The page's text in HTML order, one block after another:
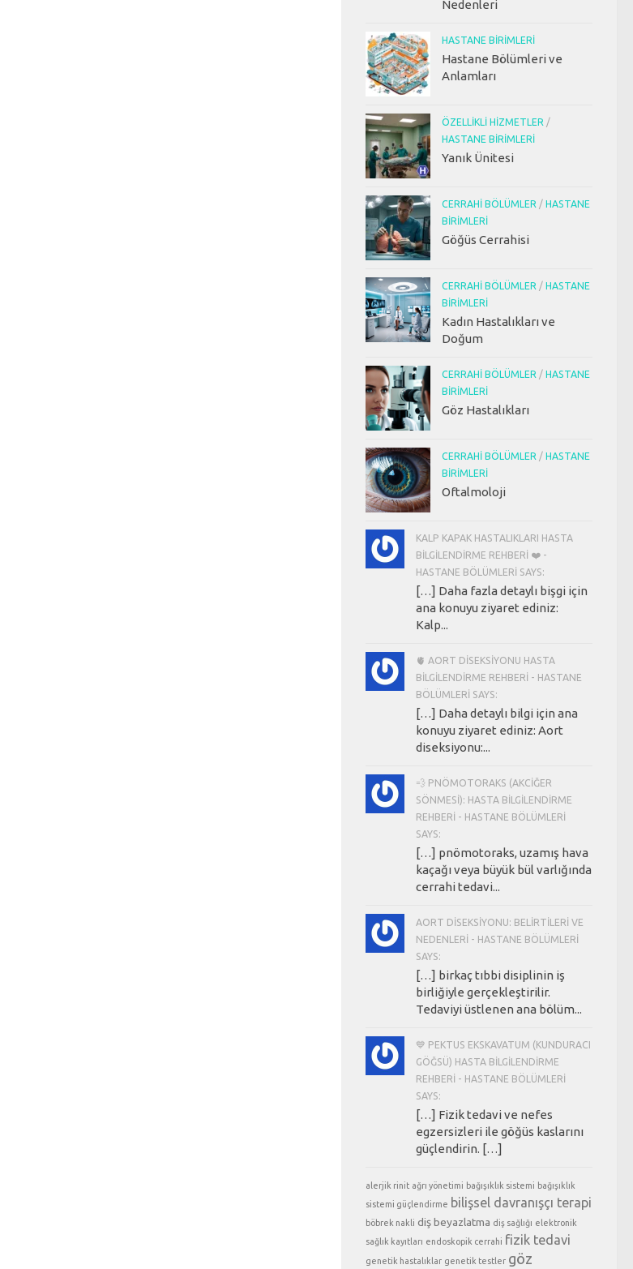
Nedenleri
HASTANE BIRIMLERI
Hastane Bölümleri ve
Anlamları
ÖZELLIKLI HIZMETLER /
HASTANE BIRIMLERI
Yanık Ünitesi
CERRAHI BÖLÜMLER / HASTANE
BIRIMLERI
Göğüs Cerrahisi
CERRAHI BÖLÜMLER / HASTANE
BIRIMLERI
Kadın Hastalıkları ve
Doğum
CERRAHI BÖLÜMLER / HASTANE
BIRIMLERI
Göz Hastalıkları
CERRAHI BÖLÜMLER / HASTANE
BIRIMLERI
Oftalmoloji
KALP KAPAK HASTALIKLARI HASTA
BILGILENDIRME REHBERI ❤️ -
HASTANE BÖLÜMLERI SAYS:
[…] Daha fazla detaylı bişgi için
ana konuyu ziyaret ediniz:
Kalp...
🫀 AORT DISEKSIYONU HASTA
BILGILENDIRME REHBERI - HASTANE
BÖLÜMLERI SAYS:
[…] Daha detaylı bilgi için ana
konuyu ziyaret ediniz: Aort
diseksiyonu:...
💨 PNÖMOTORAKS (AKCIĞER
SÖNMESI): HASTA BILGILENDIRME
REHBERI - HASTANE BÖLÜMLERI
SAYS:
[…] pnömotoraks, uzamış hava
kaçağı veya büyük bül varlığında
cerrahi tedavi...
AORT DISEKSIYONU: BELIRTILERI VE
NEDENLERI - HASTANE BÖLÜMLERI
SAYS:
[…] birkaç tıbbi disiplinin iş
birliğiyle gerçekleştirilir.
Tedaviyi üstlenen ana bölüm...
💙 PEKTUS EKSKAVATUM (KUNDURACI
GÖĞSÜ) HASTA BILGILENDIRME
REHBERI - HASTANE BÖLÜMLERI
SAYS:
[…] Fizik tedavi ve nefes
egzersizleri ile göğüs kaslarını
güçlendirin. […]
alerjik rinit ağrı yönetimi bağışıklık sistemi bağışıklık
sistemi güçlendirme bilişsel davranışçı terapi
böbrek nakli diş beyazlatma diş sağlığı elektronik
sağlık kayıtları endoskopik cerrahi fizik tedavi
genetik hastalıklar genetik testler göz